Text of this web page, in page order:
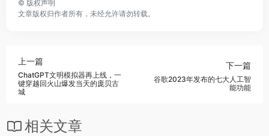
© 版权声明
文章版权归作者所有，未经允许请勿转载。
上一篇
ChatGPT文明模拟器再上线，一
键穿越回火山爆发当天的庞贝古
城
下一篇
谷歌2023年发布的七大人工智
能功能
相关文章